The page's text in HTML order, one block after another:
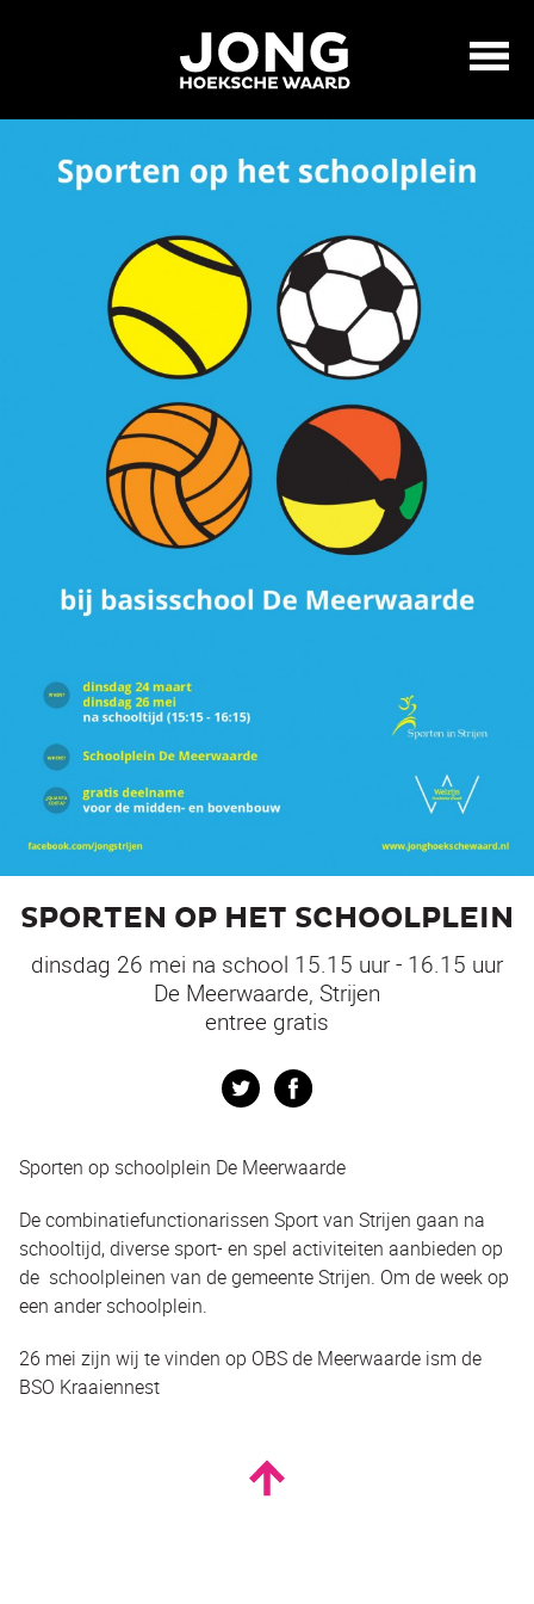
SPORTEN OP HET SCHOOLPLEIN
dinsdag 26 mei na school 15.15 uur - 16.15 uur
De Meerwaarde, Strijen
entree gratis
Twitter
Sporten op schoolplein De Meerwaarde
De combinatiefunctionarissen Sport van Strijen gaan na
schooltijd, diverse sport- en spel activiteiten aanbieden op
de schoolpleinen van de gemeente Strijen. Om de week op
een ander schoolplein.
26 mei zijn wij te vinden op OBS de Meerwaarde ism de
BSO Kraaiennest